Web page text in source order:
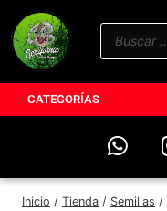
CATEGORÍAS
Inicio / Tienda / Semillas /